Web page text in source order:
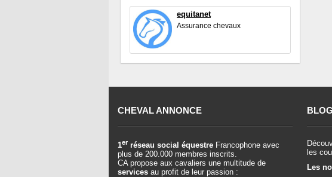
equitanet
Assurance chevaux
CHEVAL ANNONCE
1er réseau social équestre Francophone avec
plus de 200.000 membres inscrits.
CA propose aux cavaliers une multitude de
services au profit de leur passion :
les
Les